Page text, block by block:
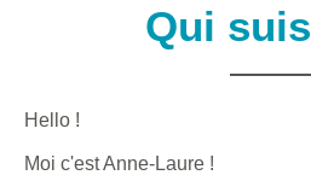
Qui
Hello !
Moi c'est Anne-Laure !